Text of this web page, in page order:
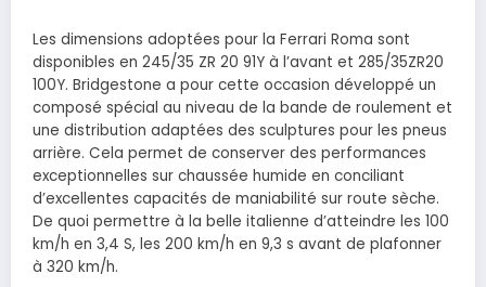
Les dimensions adoptées pour la Ferrari Roma sont
disponibles en 245/35 ZR 20 91Y à l’avant et 285/35ZR20
100Y. Bridgestone a pour cette occasion développé un
composé spécial au niveau de la bande de roulement et
une distribution adaptées des sculptures pour les pneus
arrière. Cela permet de conserver des performances
exceptionnelles sur chaussée humide en conciliant
d’excellentes capacités de maniabilité sur route sèche.
De quoi permettre à la belle italienne d’atteindre les 100
km/h en 3,4 S, les 200 km/h en 9,3 s avant de plafonner
à 320 km/h.